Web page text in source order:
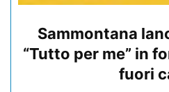
Sammontana
“Tutto per me” in
fuori